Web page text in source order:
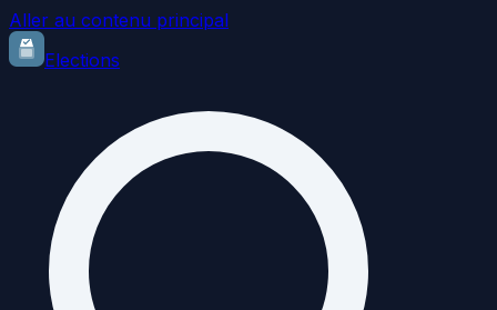
Aller au contenu principal
Elections